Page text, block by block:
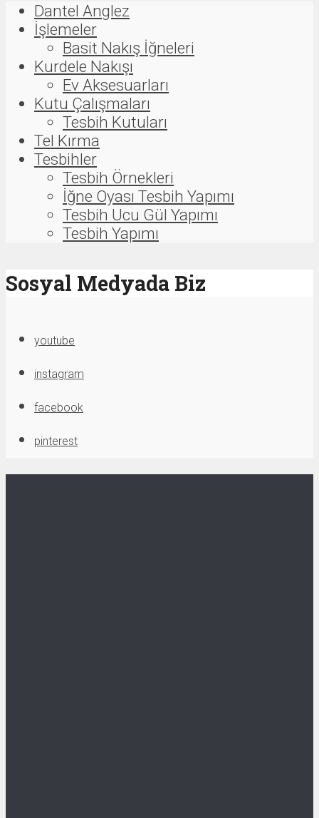
Dantel Anglez
İşlemeler
Basit Nakış İğneleri
Kurdele Nakışı
Ev Aksesuarları
Kutu Çalışmaları
Tesbih Kutuları
Tel Kırma
Tesbihler
Tesbih Örnekleri
İğne Oyası Tesbih Yapımı
Tesbih Ucu Gül Yapımı
Tesbih Yapımı
Sosyal Medyada Biz
youtube
instagram
facebook
pinterest